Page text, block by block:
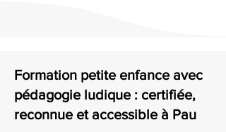
Formation petite enfance avec
pédagogie ludique : certifiée,
reconnue et accessible à Pau